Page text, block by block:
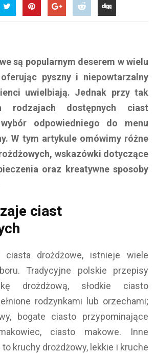
są popularnym deserem w wielu
pyszny i niepowtarzalny
uwielbiają. Jednak przy tak
rodzajach dostępnych ciast
odpowiedniego do menu
W tym artykule omówimy różne
wskazówki dotyczące
oraz kreatywne sposoby
ciast
drożdżowe, istnieje wiele
Tradycyjne polskie przepisy
drożdżową, słodkie ciasto
rodzynkami lub orzechami;
bogate ciasto przypominające
ciasto makowe. Inne
kruchy drożdżowy, lekkie i kruche